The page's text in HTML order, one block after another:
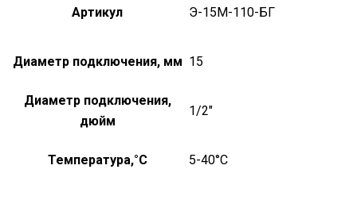
Артикул Э-15М-110-БГ
Диаметр подключения, мм 15
Диаметр подключения,
дюйм
1/2"
Температура,°C 5-40°С